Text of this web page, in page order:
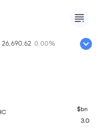
26,690.62 0.00%